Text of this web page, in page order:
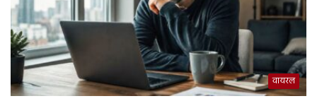
वायरल